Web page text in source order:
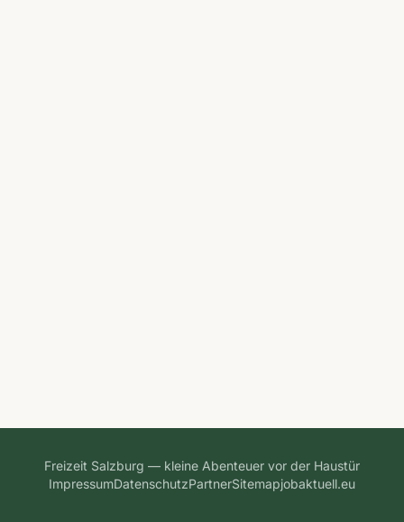
Freizeit Salzburg — kleine Abenteuer vor der Haustür
ImpressumDatenschutzPartnerSitemapjobaktuell.eu